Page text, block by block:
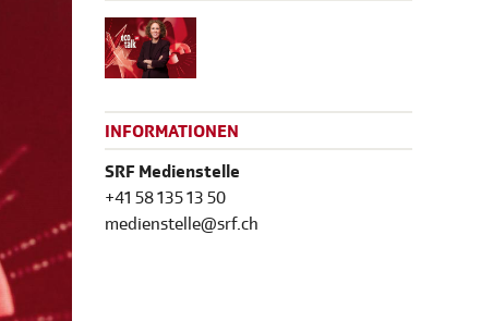
INFORMATIONEN
SRF Medienstelle
+41 58 135 13 50
medienstelle@srf.ch